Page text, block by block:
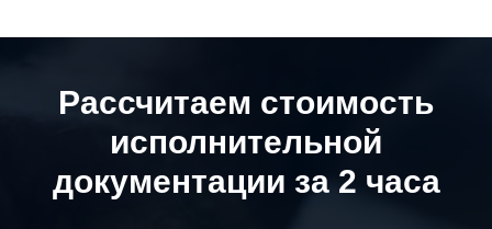
Рассчитаем стоимость
исполнительной
документации за 2 часа